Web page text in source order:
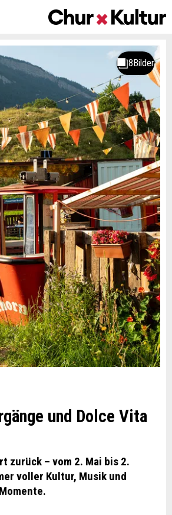
und Dolce Vita
zurück – vom 2. Mai bis 2.
voller Kultur, Musik und